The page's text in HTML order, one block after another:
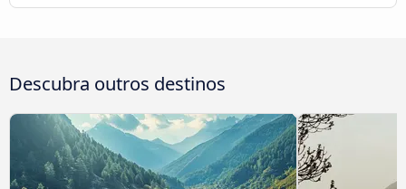
Descubra outros destinos